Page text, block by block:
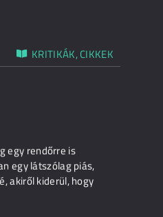
KRITIKÁK, CIKKEK
egy rendőrre is
egy látszólag piás,
akiről kiderül, hogy